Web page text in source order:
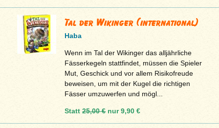
Tal der Wikinger (international)
Haba
Wenn im Tal der Wikinger das alljährliche
Fässerkegeln stattfindet, müssen die Spieler
Mut, Geschick und vor allem Risikofreude
beweisen, um mit der Kugel die richtigen
Fässer umzuwerfen und mögl...
Statt25,00 €nur9,90 €